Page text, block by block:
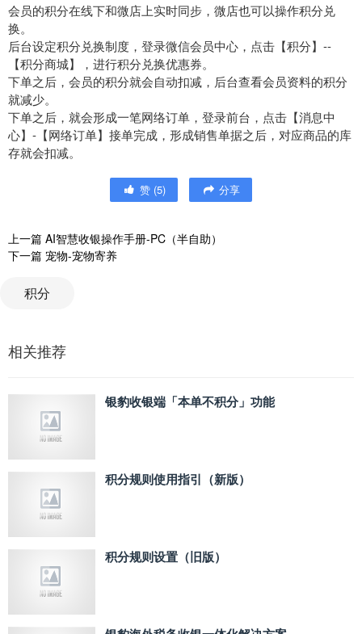
会员的积分在线下和微店上实时同步，微店也可以操作积分兑
换。
后台设定积分兑换制度，登录微信会员中心，点击【积分】--
【积分商城】，进行积分兑换优惠券。
下单之后，会员的积分就会自动扣减，后台查看会员资料的积分
就减少。
下单之后，就会形成一笔网络订单，登录前台，点击【消息中
心】-【网络订单】接单完成，形成销售单据之后，对应商品的库
存就会扣减。
赞 (5) 分享
上一篇 AI智慧收银操作手册-PC（半自助）
下一篇 宠物-宠物寄养
积分
相关推荐
银豹收银端「本单不积分」功能
积分规则使用指引（新版）
积分规则设置（旧版）